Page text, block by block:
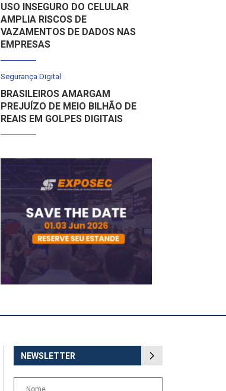
USO INSEGURO DO CELULAR
AMPLIA RISCOS DE
VAZAMENTOS DE DADOS NAS
EMPRESAS
Segurança Digital
BRASILEIROS AMARGAM
PREJUÍZO DE MEIO BILHÃO DE
REAIS EM GOLPES DIGITAIS
NEWSLETTER